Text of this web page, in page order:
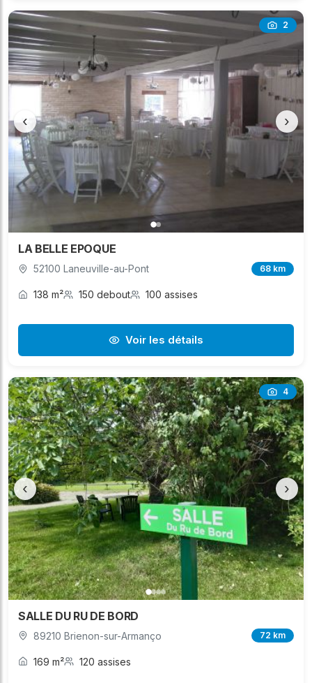
2
‹ ›
LA BELLE EPOQUE
52100 Laneuville-au-Pont 68 km
138 m² 150 debout 100 assises
Voir les détails
4
‹ ›
SALLE DU RU DE BORD
89210 Brienon-sur-Armanço 72 km
169 m² 120 assises